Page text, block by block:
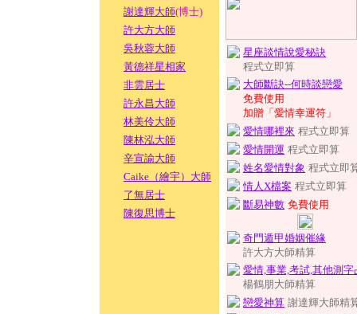
謝達輝大師(博士)
許大方大師
吳秋蓉大師
黃德祥星相家
非雲居士
許永昌大師
林美伶大師
陳林泓大師
辛宣諭大師
Caike（繪宇）大師
了無居士
陳復思博士
星座談情說愛秘訣
程式立即算
大師斷訣--何時談戀愛
免費使用
加贈「愛情幸運符」
愛情哪裡來 程式立即算
愛情開運 程式立即算
姓名愛情對象 程式立即
情人X檔案 程式立即算
斷易神數 免費使用
奇門遁甲婚姻催緣
許大方大師精算
愛情,事業,考試,其他測字
楊鶴朋大師精算
戀愛神算 謝達輝大師精